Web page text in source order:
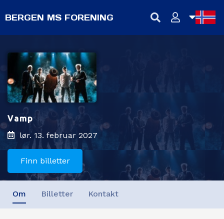
BERGEN MS FORENING
Vamp
lør. 13. februar 2027
Finn billetter
Om Billetter Kontakt